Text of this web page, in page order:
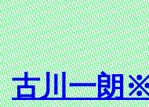
古川一朗